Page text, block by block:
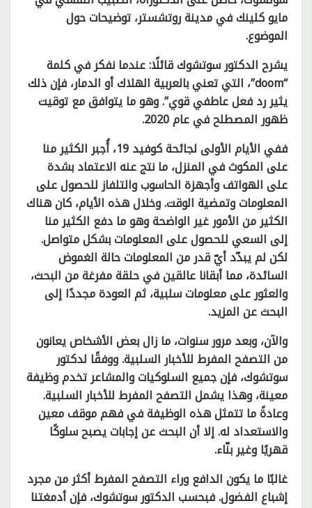
مايو كلينك في مدينة روتشستر، توضيحات حول
الموضوع.
يشرح الدكتور سوتشوك قائلًا: عندما نفكر في كلمة
“doom”، التي تعني بالعربية الهلاك أو الدمار، فإن ذلك
يثير رد فعل عاطفي قوي”. وهو ما يتوافق مع توقيت
ظهور المصطلح في عام 2020.
ففي الأيام الأولى لجائحة كوفيد 19، أُجبر الكثير منا
على المكوث في المنزل، ما نتج عنه الاعتماد بشدة
على الهواتف وأجهزة الحاسوب والتلفاز للحصول على
المعلومات وتمضية الوقت. وخلال هذه الأيام، كان هناك
الكثير من الأمور غير الواضحة وهو ما دفع الكثير منا
إلى السعي للحصول على المعلومات بشكل متواصل.
لكن لم يبدّد أيّ قدر من المعلومات حالة الغموض
السائدة، مما أبقانا عالقين في حلقة مفرغة من البحث،
والعثور على معلومات سلبية، ثم العودة مجددًا إلى
البحث عن المزيد.
والآن، وبعد مرور سنوات، ما زال بعض الأشخاص يعانون
من التصفح المفرط للأخبار السلبية. ووفقًا لدكتور
سوتشوك، فإن جميع السلوكيات والمشاعر تخدم وظيفة
معينة، وهذا يشمل التصفح المفرط للأخبار السلبية.
وعادةً ما تتمثل هذه الوظيفة في فهم موقف معين
والاستعداد له. إلا أن البحث عن إجابات يصبح سلوكًا
قهريًا وغير بنّاء.
غالبًا ما يكون الدافع وراء التصفح المفرط أكثر من مجرد
إشباع الفضول. فبحسب الدكتور سوتشوك، فإن أدمغتنا